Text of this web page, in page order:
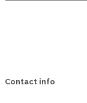
Contact info